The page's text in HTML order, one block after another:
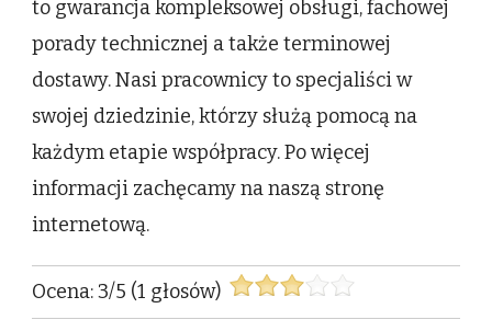
to gwarancja kompleksowej obsługi, fachowej
porady technicznej a także terminowej
dostawy. Nasi pracownicy to specjaliści w
swojej dziedzinie, którzy służą pomocą na
każdym etapie współpracy. Po więcej
informacji zachęcamy na naszą stronę
internetową.
Ocena:3/5 (1 głosów)